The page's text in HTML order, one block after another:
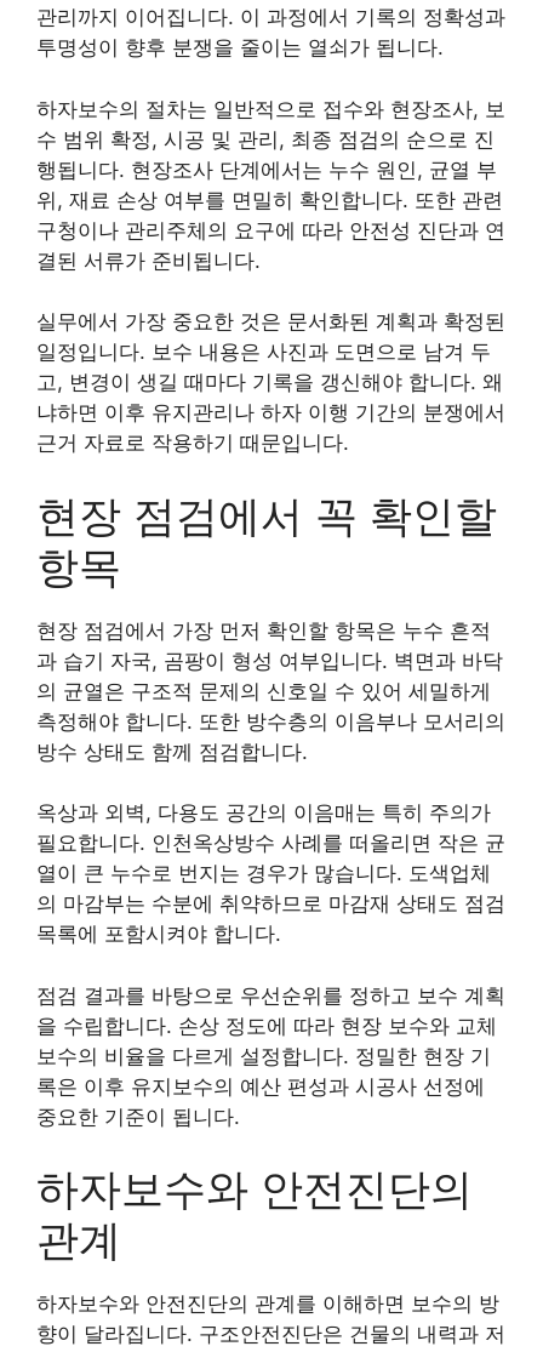
관리까지 이어집니다. 이 과정에서 기록의 정확성과
투명성이 향후 분쟁을 줄이는 열쇠가 됩니다.
하자보수의 절차는 일반적으로 접수와 현장조사, 보
수 범위 확정, 시공 및 관리, 최종 점검의 순으로 진
행됩니다. 현장조사 단계에서는 누수 원인, 균열 부
위, 재료 손상 여부를 면밀히 확인합니다. 또한 관련
구청이나 관리주체의 요구에 따라 안전성 진단과 연
결된 서류가 준비됩니다.
실무에서 가장 중요한 것은 문서화된 계획과 확정된
일정입니다. 보수 내용은 사진과 도면으로 남겨 두
고, 변경이 생길 때마다 기록을 갱신해야 합니다. 왜
냐하면 이후 유지관리나 하자 이행 기간의 분쟁에서
근거 자료로 작용하기 때문입니다.
현장 점검에서 꼭 확인할
항목
현장 점검에서 가장 먼저 확인할 항목은 누수 흔적
과 습기 자국, 곰팡이 형성 여부입니다. 벽면과 바닥
의 균열은 구조적 문제의 신호일 수 있어 세밀하게
측정해야 합니다. 또한 방수층의 이음부나 모서리의
방수 상태도 함께 점검합니다.
옥상과 외벽, 다용도 공간의 이음매는 특히 주의가
필요합니다. 인천옥상방수 사례를 떠올리면 작은 균
열이 큰 누수로 번지는 경우가 많습니다. 도색업체
의 마감부는 수분에 취약하므로 마감재 상태도 점검
목록에 포함시켜야 합니다.
점검 결과를 바탕으로 우선순위를 정하고 보수 계획
을 수립합니다. 손상 정도에 따라 현장 보수와 교체
보수의 비율을 다르게 설정합니다. 정밀한 현장 기
록은 이후 유지보수의 예산 편성과 시공사 선정에
중요한 기준이 됩니다.
하자보수와 안전진단의
관계
하자보수와 안전진단의 관계를 이해하면 보수의 방
향이 달라집니다. 구조안전진단은 건물의 내력과 저